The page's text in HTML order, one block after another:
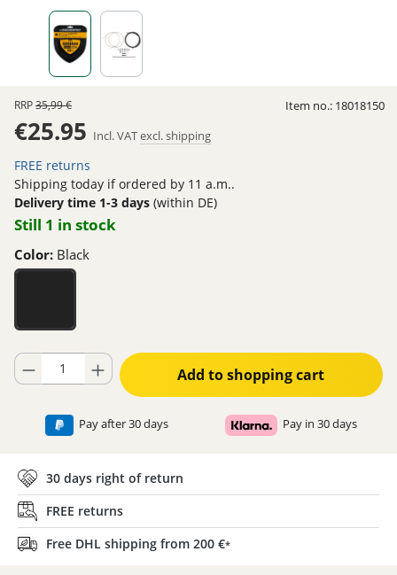
RRP35,99 €
€25.95 Incl. VATexcl. shipping
FREE returns
Shipping today if ordered by 11 a.m..
Delivery time 1-3 days (within DE)
Still 1 in stock
Color: Black
Product Quantity: Enter the desired amount or use the buttons to
Add to shopping cart
Pay after 30 days Pay in 30 days
Item no.: 18018150
30 days right of return
FREE returns
Free DHL shipping from 200 €*